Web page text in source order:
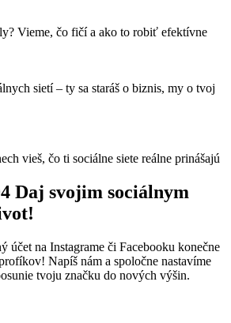
Vieme, čo fičí a ako to robiť efektívne
sietí – ty sa staráš o biznis, my o tvoj
vieš, čo ti sociálne siete reálne prinášajú
Daj svojim sociálnym
účet na Instagrame či Facebooku konečne
Napíš nám a spoločne nastavíme
tvoju značku do nových výšin.